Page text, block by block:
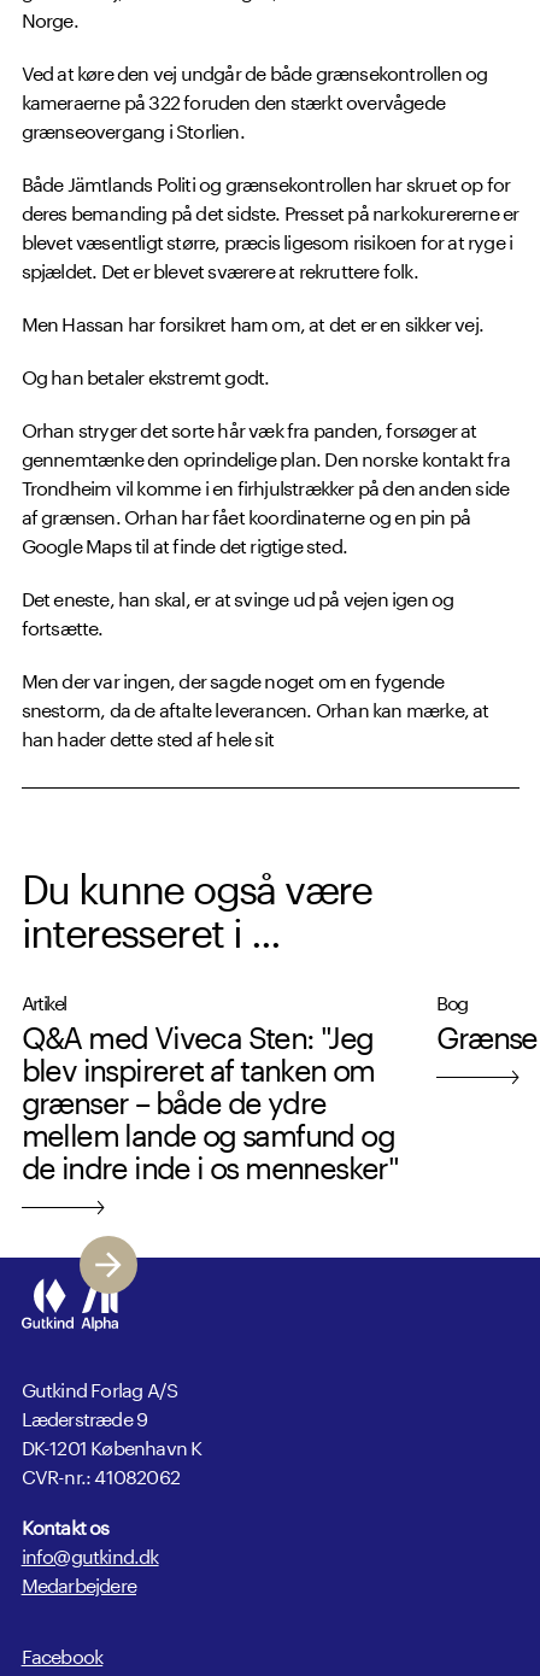
Norge.
Ved at køre den vej undgår de både grænsekontrollen og
kameraerne på 322 foruden den stærkt overvågede
grænseovergang i Storlien.
Både Jämtlands Politi og grænsekontrollen har skruet op for
deres bemanding på det sidste. Presset på narkokurererne er
blevet væsentligt større, præcis ligesom risikoen for at ryge i
spjældet. Det er blevet sværere at rekruttere folk.
Men Hassan har forsikret ham om, at det er en sikker vej.
Og han betaler ekstremt godt.
Orhan stryger det sorte hår væk fra panden, forsøger at
gennemtænke den oprindelige plan. Den norske kontakt fra
Trondheim vil komme i en firhjulstrækker på den anden side
af grænsen. Orhan har fået koordinaterne og en pin på
Google Maps til at finde det rigtige sted.
Det eneste, han skal, er at svinge ud på vejen igen og
fortsætte.
Men der var ingen, der sagde noget om en fygende
snestorm, da de aftalte leverancen. Orhan kan mærke, at
han hader dette sted af hele sit
Du kunne også være
interesseret i ...
Artikel
Q&A med Viveca Sten: "Jeg
blev inspireret af tanken om
grænser – både de ydre
mellem lande og samfund og
de indre inde i os mennesker"
Bog
Gutkind Forlag A/S
Læderstræde 9
DK-1201 København K
CVR-nr.: 41082062
Kontakt os
info@gutkind.dk
Medarbejdere
Facebook